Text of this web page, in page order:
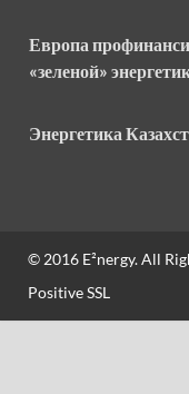
Европа
«зеленой»
Энергетика
© 2016 E²nergy. All
Positive SSL